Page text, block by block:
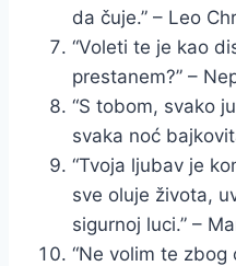
da čuje.” – Leo
“Voleti te je kao
prestanem?” –
“S tobom, svako
svaka noć
“Tvoja ljubav je
sve oluje života,
sigurnoj luci.” –
“Ne volim te